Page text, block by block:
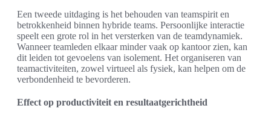
Een tweede uitdaging is het behouden van teamspirit en
betrokkenheid binnen hybride teams. Persoonlijke interactie
speelt een grote rol in het versterken van de teamdynamiek.
Wanneer teamleden elkaar minder vaak op kantoor zien, kan
dit leiden tot gevoelens van isolement. Het organiseren van
teamactiviteiten, zowel virtueel als fysiek, kan helpen om de
verbondenheid te bevorderen.
Effect op productiviteit en resultaatgerichtheid